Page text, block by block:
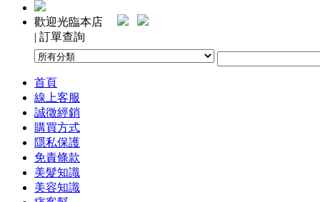
歡迎光臨本店
| 訂單查詢
首頁
線上客服
誠徵經銷
購買方式
隱私保護
免責條款
美髮知識
美容知識